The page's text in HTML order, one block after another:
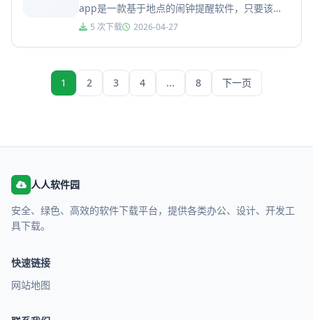
app是一款基于地点的闹钟提醒软件，只要该地
点（比如公司或家里）有WiFi覆盖，用户进入
5 次下载 2026-04-27
1 2 3 4 ... 8 下一页
人人软件园
安全、绿色、高效的软件下载平台，提供各类办公、设计、开发工
具下载。
快速链接
网站地图